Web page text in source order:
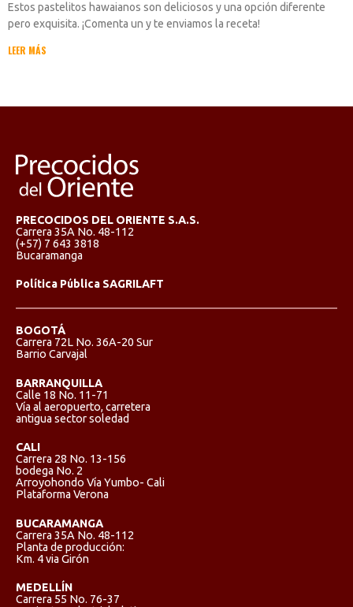
Estos pastelitos hawaianos son deliciosos y una opción diferente
pero exquisita. ¡Comenta un y te enviamos la receta!
LEER MÁS
PRECOCIDOS DEL ORIENTE S.A.S.
Carrera 35A No. 48-112
(+57) 7 643 3818
Bucaramanga
Política Pública SAGRILAFT
BOGOTÁ
Carrera 72L No. 36A-20 Sur
Barrio Carvajal
BARRANQUILLA
Calle 18 No. 11-71
Vía al aeropuerto, carretera
antigua sector soledad
CALI
Carrera 28 No. 13-156
bodega No. 2
Arroyohondo Vía Yumbo- Cali
Plataforma Verona
BUCARAMANGA
Carrera 35A No. 48-112
Planta de producción:
Km. 4 via Girón
MEDELLÍN
Carrera 55 No. 76-37